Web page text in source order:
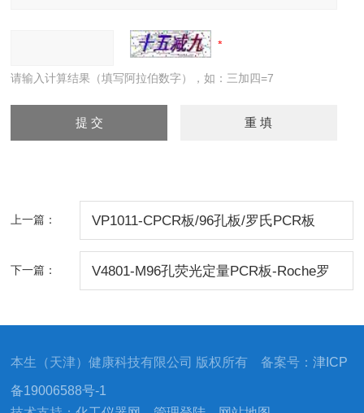
请输入计算结果（填写阿拉伯数字），如：三加四=7
上一篇： VP1011-CPCR板/96孔板/罗氏PCR板
下一篇： V4801-M96孔荧光定量PCR板-Roche罗
本生（天津）健康科技有限公司 版权所有 备案号：津ICP
备19006588号-1